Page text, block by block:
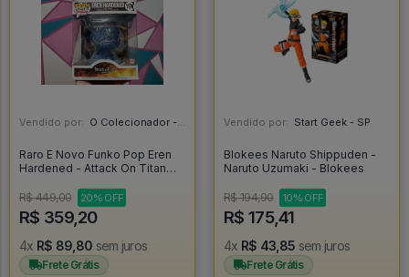
Vendido por: O Colecionador - SP
Raro E Novo Funko Pop Eren
Hardened - Attack On Titan
R$ 449,00
20% OFF
R$ 359,20
4x R$ 89,80 sem juros
Frete Grátis
Vendido por: Start Geek - SP
Blokees Naruto Shippuden -
Naruto Uzumaki - Blokees
R$ 194,90 10% OFF
R$ 175,41
4x R$ 43,85 sem juros
Frete Grátis